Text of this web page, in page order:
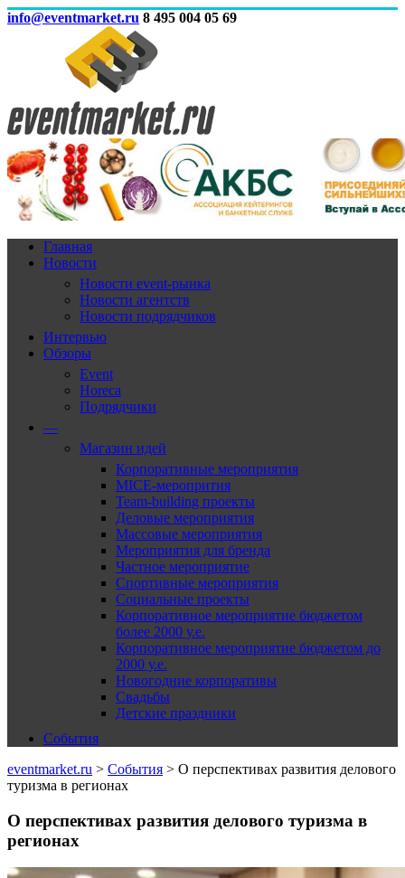
info@eventmarket.ru 8 495 004 05 69
Главная
Новости
Новости event-рынка
Новости агентств
Новости подрядчиков
Интервью
Обзоры
Event
Horeca
Подрядчики
—
Магазин идей
Корпоративные мероприятия
MICE-меропрития
Team-building проекты
Деловые мероприятия
Массовые мероприятия
Мероприятия для бренда
Частное мероприятие
Спортивные мероприятия
Социальные проекты
Корпоративное мероприятие бюджетом
более 2000 у.е.
Корпоративное мероприятие бюджетом до
2000 у.е.
Новогодние корпоративы
Свадьбы
Детские праздники
События
eventmarket.ru > События > О перспективах развития делового
туризма в регионах
О перспективах развития делового туризма в
регионах